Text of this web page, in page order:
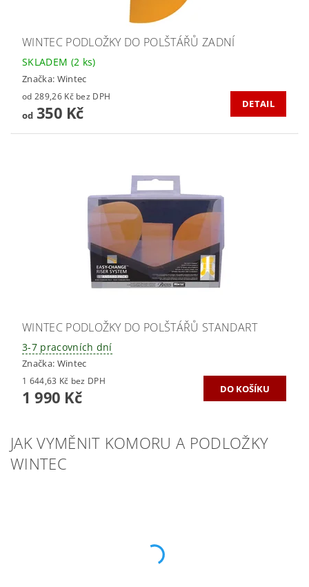
WINTEC PODLOŽKY DO POLŠTÁŘŮ ZADNÍ
SKLADEM (2 ks)
Značka: Wintec
od 289,26 Kč bez DPH
od350 Kč DETAIL
WINTEC PODLOŽKY DO POLŠTÁŘŮ STANDART
3-7 pracovních dní
Značka: Wintec
1 644,63 Kč bez DPH
1 990 Kč
JAK VYMĚNIT KOMORU A PODLOŽKY
WINTEC